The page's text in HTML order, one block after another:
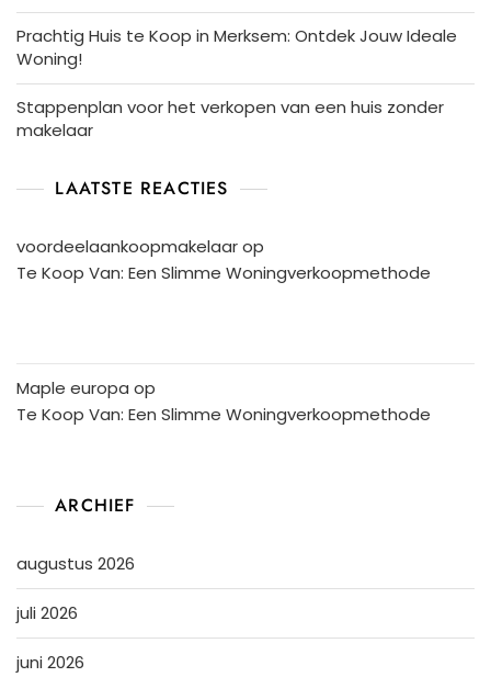
Prachtig Huis te Koop in Merksem: Ontdek Jouw Ideale
Woning!
Stappenplan voor het verkopen van een huis zonder
makelaar
LAATSTE REACTIES
voordeelaankoopmakelaarop
Te Koop Van: Een Slimme Woningverkoopmethode
Maple europa op
Te Koop Van: Een Slimme Woningverkoopmethode
ARCHIEF
augustus 2026
juli 2026
juni 2026